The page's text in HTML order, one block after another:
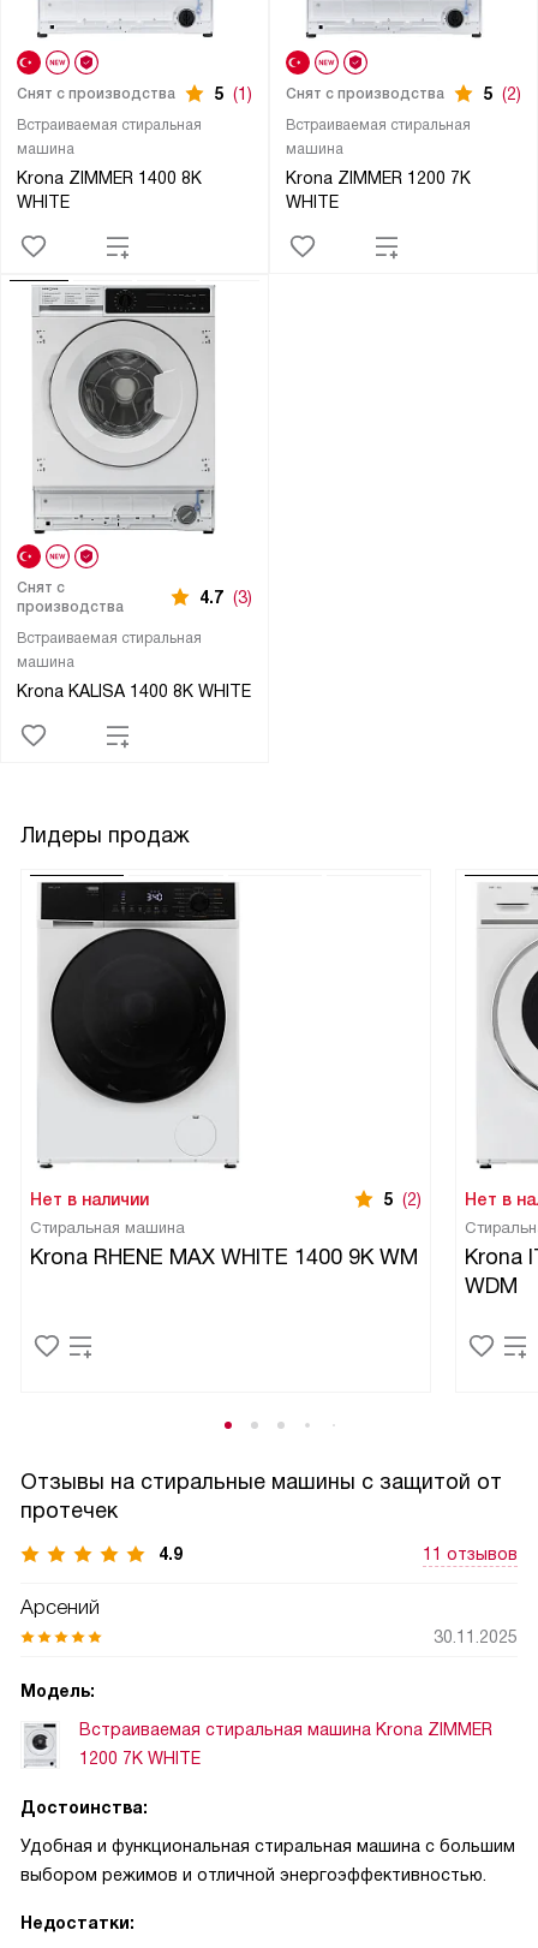
Встраиваемая стиральная
машина
Krona ZIMMER 1400 8K
WHITE
Снят с производства 5 (1)
Встраиваемая стиральная
машина
Krona ZIMMER 1200 7K
WHITE
Снят с производства 5 (2)
Встраиваемая стиральная
машина
Krona KALISA 1400 8K WHITE
Снят с
производства
4.7 (3)
Лидеры продаж
Нет в наличии 5 (2)
Стиральная машина
Krona RHENE MAX WHITE 1400 9K WM
Нет в
Krona
WDM
Отзывы на стиральные машины с защитой от
протечек
4.9 11 отзывов
Арсений
30.11.2025
Модель:
Встраиваемая стиральная машина Krona ZIMMER
1200 7K WHITE
Достоинства:
Удобная и функциональная стиральная машина с большим
выбором режимов и отличной энергоэффективностью.
Недостатки: